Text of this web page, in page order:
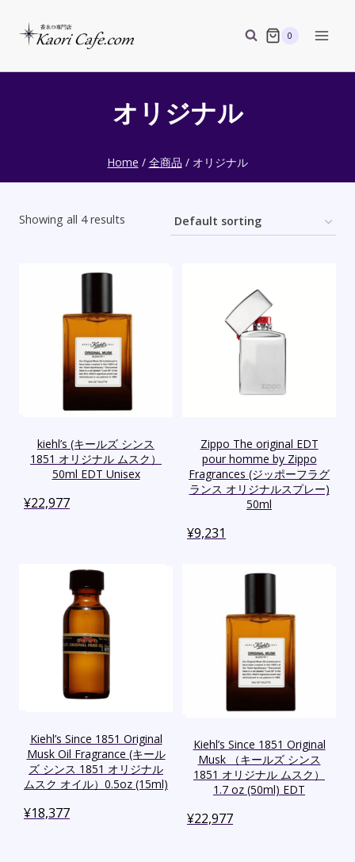
0
オリジナル
Home / 全商品 / オリジナル
Showing all 4 results
kiehl’s (キールズ シンス
1851 オリジナル ムスク）
50ml EDT Unisex
¥22,977
Zippo The original EDT
pour homme by Zippo
Fragrances (ジッポーフラグ
ランス オリジナルスプレー)
50ml
¥9,231
Kiehl’s Since 1851 Original
Musk Oil Fragrance (キール
ズ シンス 1851 オリジナル
ムスク オイル）0.5oz (15ml)
¥18,377
Kiehl’s Since 1851 Original
Musk （キールズ シンス
1851 オリジナル ムスク）
1.7 oz (50ml) EDT
¥22,977